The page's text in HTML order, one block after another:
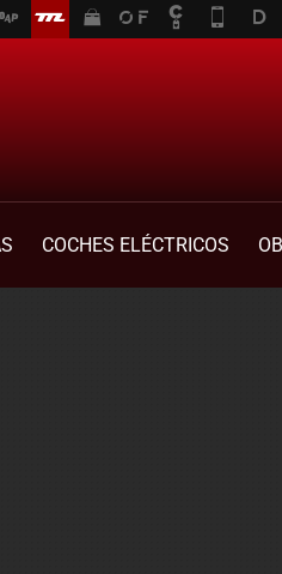
COCHES ELÉCTRICOS